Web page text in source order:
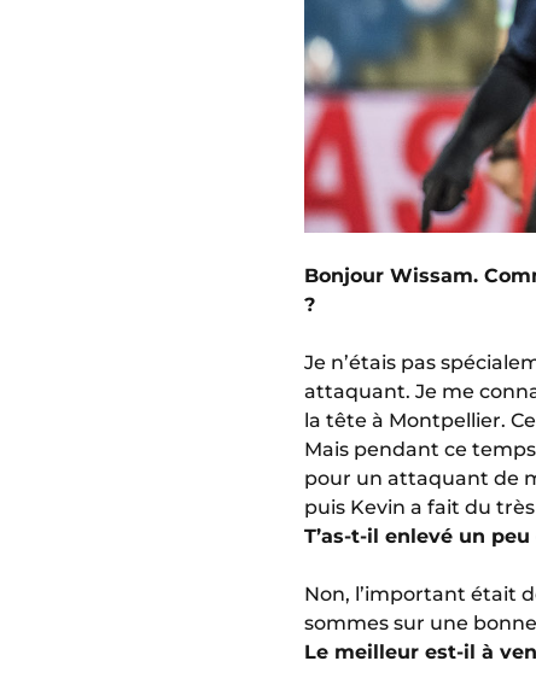
Bonjour Wissam.
?
Je n’étais pas
attaquant. Je me
la tête à Montpellier.
Mais pendant ce
pour un attaquant de
puis Kevin a fait du
T’as-t-il enlevé un
Non, l’important était
sommes sur une
Le meilleur est-il à